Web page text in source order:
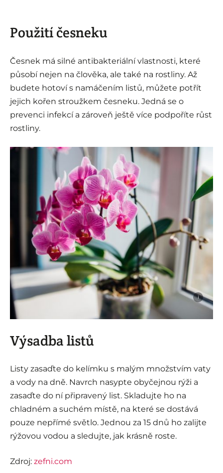
Použití česneku
Česnek má silné antibakteriální vlastnosti, které
působí nejen na člověka, ale také na rostliny. Až
budete hotoví s namáčením listů, můžete potřít
jejich kořen stroužkem česneku. Jedná se o
prevenci infekcí a zároveň ještě více podpoříte růst
rostliny.
i
Výsadba listů
Listy zasaďte do kelímku s malým množstvím vaty
a vody na dně. Navrch nasypte obyčejnou rýži a
zasaďte do ní připravený list. Skladujte ho na
chladném a suchém místě, na které se dostává
pouze nepřímé světlo. Jednou za 15 dnů ho zalijte
rýžovou vodou a sledujte, jak krásně roste.
Zdroj: zefni.com